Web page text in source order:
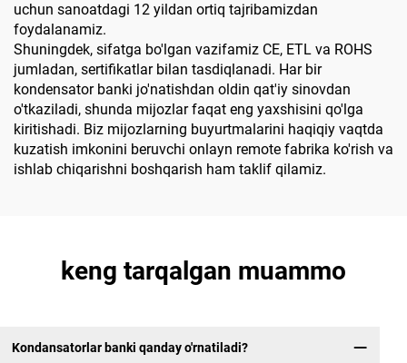
uchun sanoatdagi 12 yildan ortiq tajribamizdan
foydalanamiz.
Shuningdek, sifatga bo'lgan vazifamiz CE, ETL va ROHS
jumladan, sertifikatlar bilan tasdiqlanadi. Har bir
kondensator banki jo'natishdan oldin qat'iy sinovdan
o'tkaziladi, shunda mijozlar faqat eng yaxshisini qo'lga
kiritishadi. Biz mijozlarning buyurtmalarini haqiqiy vaqtda
kuzatish imkonini beruvchi onlayn remote fabrika ko'rish va
ishlab chiqarishni boshqarish ham taklif qilamiz.
keng tarqalgan muammo
Kondansatorlar banki qanday o'rnatiladi?